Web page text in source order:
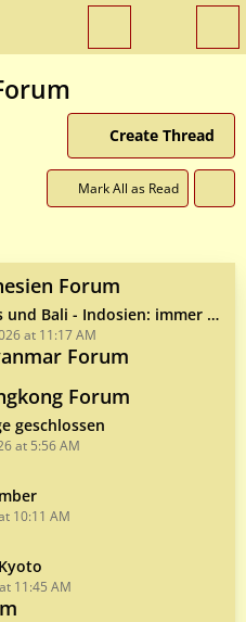
Create Thread
Mark All as Read
Forum
- Indosien: immer eine Reise wert
at 11:17 AM
Forum
Forum
geschlossen
at 5:56 AM
10:11 AM
11:45 AM